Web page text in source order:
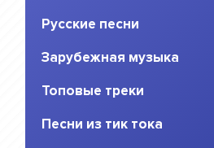
Русские песни
Зарубежная музыка
Топовые треки
Песни из тик тока